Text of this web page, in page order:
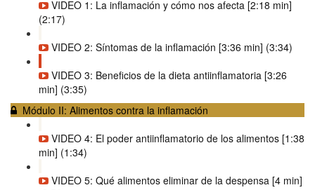
VIDEO 1: La inflamación y cómo nos afecta [2:18 min]
(2:17)
VIDEO 2: Síntomas de la inflamación [3:36 min] (3:34)
VIDEO 3: Beneficios de la dieta antiinflamatoria [3:26
min] (3:35)
Módulo II: Alimentos contra la inflamación
VIDEO 4: El poder antiinflamatorio de los alimentos [1:38
min] (1:34)
VIDEO 5: Qué alimentos eliminar de la despensa [4 min]